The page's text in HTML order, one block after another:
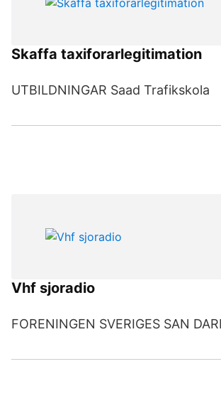
Skaffa taxiforarlegitimation
UTBILDNINGAR Saad Trafikskola
Vhf sjoradio
FORENINGEN SVERIGES SAN